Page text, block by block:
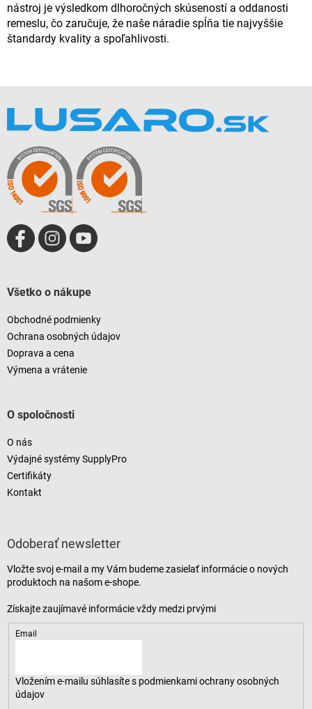
nástroj je výsledkom dlhoročných skúseností a oddanosti
remeslu, čo zaručuje, že naše náradie spĺňa tie najvyššie
štandardy kvality a spoľahlivosti.
Všetko o nákupe
Obchodné podmienky
Ochrana osobných údajov
Doprava a cena
Výmena a vrátenie
O spoločnosti
O nás
Výdajné systémy SupplyPro
Certifikáty
Kontakt
Odoberať newsletter
Vložte svoj e-mail a my Vám budeme zasielať informácie o nových
produktoch na našom e-shope.
Email
Vložením e-mailu súhlasíte s podmienkami ochrany osobných
údajov